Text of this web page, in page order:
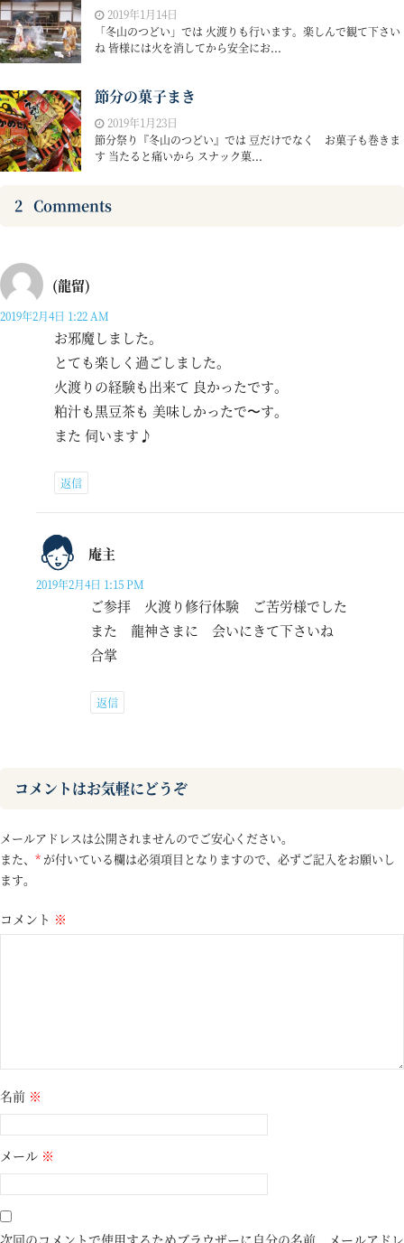
2019年1月14日
「冬山のつどい」では 火渡りも行います。楽しんで観て下さい
ね 皆様には火を消してから安全にお...
節分の菓子まき
2019年1月23日
節分祭り『冬山のつどい』では 豆だけでなく お菓子も巻きま
す 当たると痛いから スナック菓...
2 Comments
(龍留)
2019年2月4日 1:22 AM
お邪魔しました。
とても楽しく過ごしました。
火渡りの経験も出来て 良かったです。
粕汁も黒豆茶も 美味しかったで〜す。
また 伺います♪
返信
庵主
2019年2月4日 1:15 PM
ご参拝 火渡り修行体験 ご苦労様でした
また 龍神さまに 会いにきて下さいね
合掌
返信
コメントはお気軽にどうぞ
メールアドレスは公開されませんのでご安心ください。
また、 * が付いている欄は必須項目となりますので、必ずご記入をお願いし
ます。
コメント ※
名前 ※
メール ※